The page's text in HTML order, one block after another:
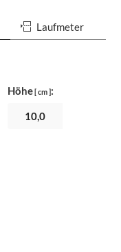
Laufmeter
Höhe[ cm ]: